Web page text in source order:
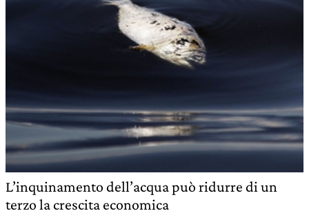
L’inquinamento dell’acqua può ridurre di un
terzo la crescita economica